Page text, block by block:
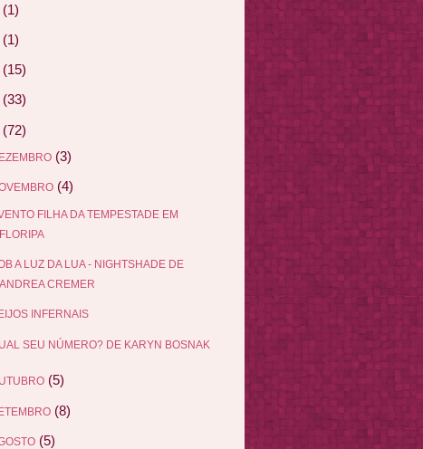
(1)
(1)
(15)
(33)
(72)
(3)
(4)
FILHA DA TEMPESTADE EM
FLORIPA
A LUZ DA LUA - NIGHTSHADE DE
ANDREA CREMER
INFERNAIS
SEU NÚMERO? DE KARYN BOSNAK
(5)
(8)
(5)